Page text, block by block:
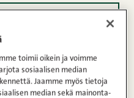
toimii oikein ja voimme
sosiaalisen median
Jaamme myös tietoja
median sekä mainonta-